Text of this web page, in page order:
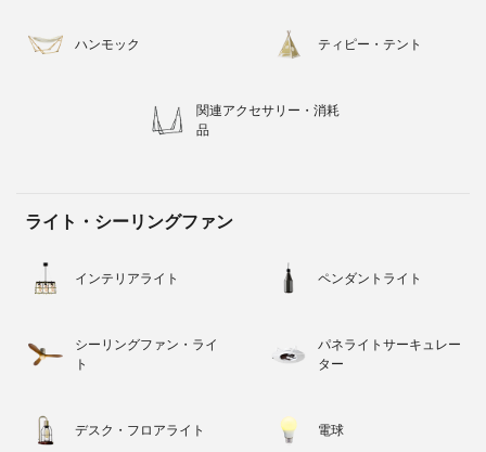
ハンモック ティピー・テント
関連アクセサリー・消耗
品
ライト・シーリングファン
インテリアライト ペンダントライト
シーリングファン・ライ
ト
パネライトサーキュレー
ター
デスク・フロアライト 電球